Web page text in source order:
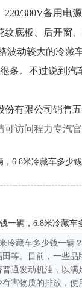
380V备用电
底板、后开窗、
波动较大的冷藏
多。不过说到
份有限公司销售
可访问程力专汽官
6.8米冷藏车多少
一辆，6.8米冷藏车
冷藏车多少钱一辆
等。目前，一些品
通发动机油，以满
害物质的排放，使